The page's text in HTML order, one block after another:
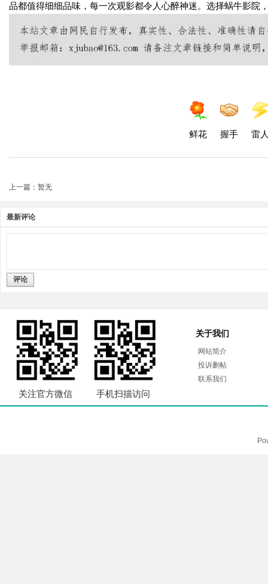
品都值得细细品味，每一次观影都令人心醉神迷。选择蜗牛影院
鲜花 握手 雷
上一篇：暂无
最新评论
评论
关注官方微信 手机扫描访问
关于我们
网站简介
投诉删帖
联系我们